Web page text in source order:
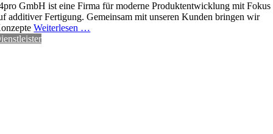
GmbH ist eine Firma für moderne Produktentwicklung mit Fokus
additiver Fertigung. Gemeinsam mit unseren Kunden bringen wir
Weiterlesen …